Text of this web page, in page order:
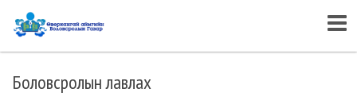
Боловсролын лавлах